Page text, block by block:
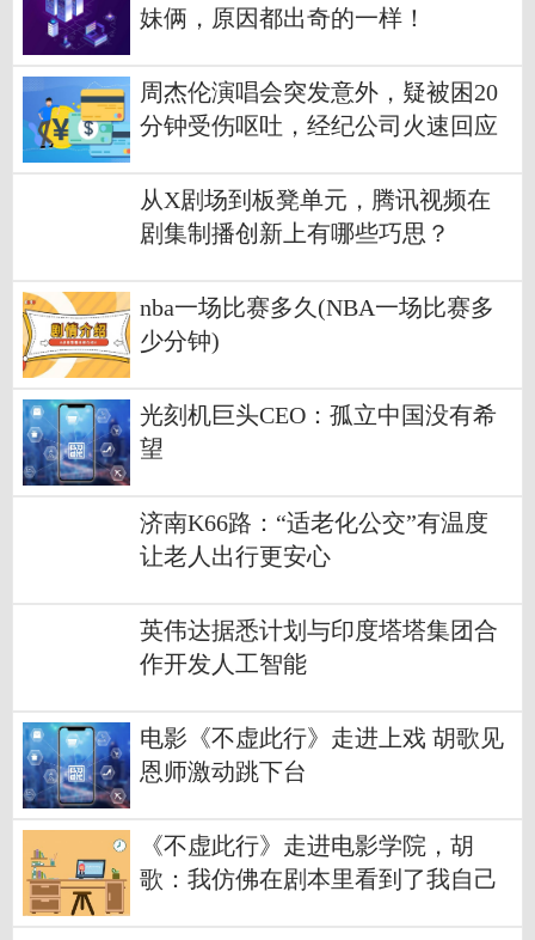
妹俩，原因都出奇的一样！
周杰伦演唱会突发意外，疑被困20
分钟受伤呕吐，经纪公司火速回应
从X剧场到板凳单元，腾讯视频在
剧集制播创新上有哪些巧思？
nba一场比赛多久(NBA一场比赛多
少分钟)
光刻机巨头CEO：孤立中国没有希
望
济南K66路：“适老化公交”有温度
让老人出行更安心
英伟达据悉计划与印度塔塔集团合
作开发人工智能
电影《不虚此行》走进上戏 胡歌见
恩师激动跳下台
《不虚此行》走进电影学院，胡
歌：我仿佛在剧本里看到了我自己